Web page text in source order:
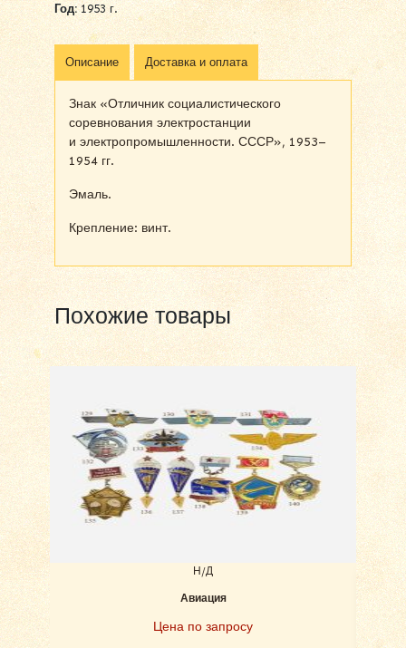
Год:1953 г.
Описание Доставка и оплата
Знак «Отличник социалистического
соревнования электростанции
и электропромышленности. СССР», 1953–
1954 гг.
Эмаль.
Крепление: винт.
Похожие товары
Н/Д
Авиация
Цена по запросу